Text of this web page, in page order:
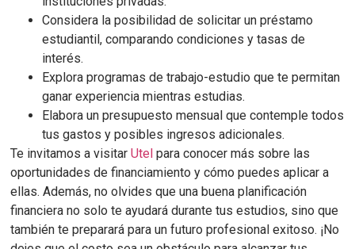
Considera la posibilidad de solicitar un préstamo
estudiantil, comparando condiciones y tasas de
interés.
Explora programas de trabajo-estudio que te permitan
ganar experiencia mientras estudias.
Elabora un presupuesto mensual que contemple todos
tus gastos y posibles ingresos adicionales.
Te invitamos a visitarUtel para conocer más sobre las
oportunidades de financiamiento y cómo puedes aplicar a
ellas. Además, no olvides que una buena planificación
financiera no solo te ayudará durante tus estudios, sino que
también te preparará para un futuro profesional exitoso. ¡No